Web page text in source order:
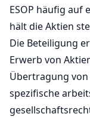
ESOP häufig auf
hält die Aktien
Die Beteiligung
Erwerb von
Übertragung
spezifische